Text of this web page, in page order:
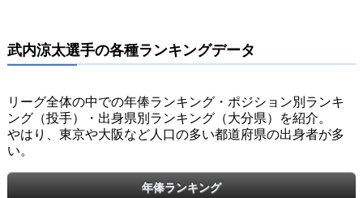
武内涼太選手の各種ランキングデータ
リーグ全体の中での年俸ランキング・ポジション別ランキ
ング（投手）・出身県別ランキング（大分県）を紹介。
やはり、東京や大阪など人口の多い都道府県の出身者が多
い。
年俸ランキング